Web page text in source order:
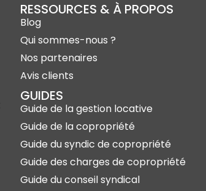
RESSOURCES & À PROPOS
Blog
Qui sommes-nous ?
Nos partenaires
Avis clients
GUIDES
Guide de la gestion locative
Guide de la copropriété
Guide du syndic de copropriété
Guide des charges de copropriété
Guide du conseil syndical